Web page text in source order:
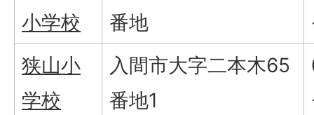
小学校
番地
狭山小
学校
入間市大字二本木65
番地1